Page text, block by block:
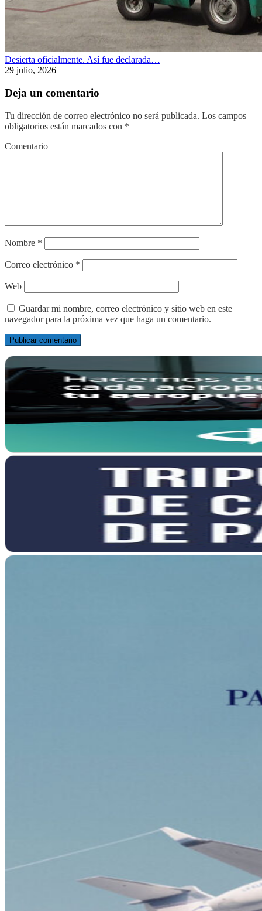
Desierta oficialmente. Así fue declarada…
29 julio, 2026
Deja un comentario
Tu dirección de correo electrónico no será publicada. Los campos
obligatorios están marcados con *
Comentario
Nombre *
Correo electrónico *
Web
Guardar mi nombre, correo electrónico y sitio web en este
navegador para la próxima vez que haga un comentario.